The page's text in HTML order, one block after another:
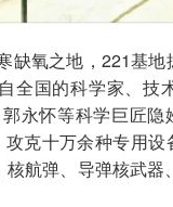
缺氧之地，221基
全国的科学家、技
永怀等科学巨匠
克十万余种专用
核航弹、导弹核武